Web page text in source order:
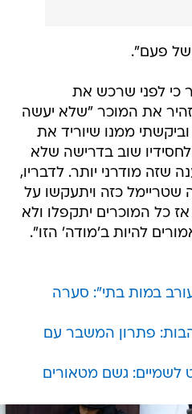
של פעם".
כי לפני שרכש את
את המוכר "שלא יעשה
ממנו שיוריד את
שוב בדרישה שלא
שזה מודרני יותר. לדבריו,
שטריימל כזה ויתעקשו על
אז כל המוכרים יתקפלו ולא
להיות ב'מודה' הזו".
במות בתי": סערה
פתרון המשבר עם
לשמיים: גשם מטאורים